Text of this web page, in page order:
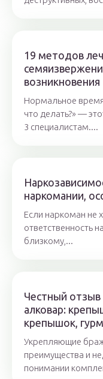
19 методов
возникновения
Нормальное
что делать?» —
3 специалистам....
наркомании,
Если наркоман не
ответственность
близкому,...
Честный отзыв
алковар:
крепышок,
Укрепляющие
преимущества и
понимании